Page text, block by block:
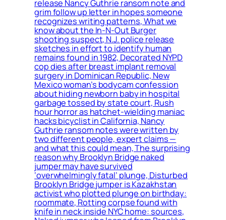
release Nancy Guthrie ransom note and
grim follow up letter in hopes someone
recognizes writing patterns, What we
know about the In-N-Out Burger
shooting suspect, N.J. police release
sketches in effort to identify human
remains found in 1982, Decorated NYPD
cop dies after breast implant removal
surgery in Dominican Republic, New
Mexico woman’s bodycam confession
about hiding newborn baby in hospital
garbage tossed by state court, Rush
hour horror as hatchet-wielding maniac
hacks bicyclist in California, Nancy
Guthrie ransom notes were written by
two different people, expert claims —
and what this could mean, The surprising
reason why Brooklyn Bridge naked
jumper may have survived
‘overwhelmingly fatal’ plunge, Disturbed
Brooklyn Bridge jumper is Kazakhstan
activist who plotted plunge on birthday:
roommate, Rotting corpse found with
knife in neck inside NYC home: sources,